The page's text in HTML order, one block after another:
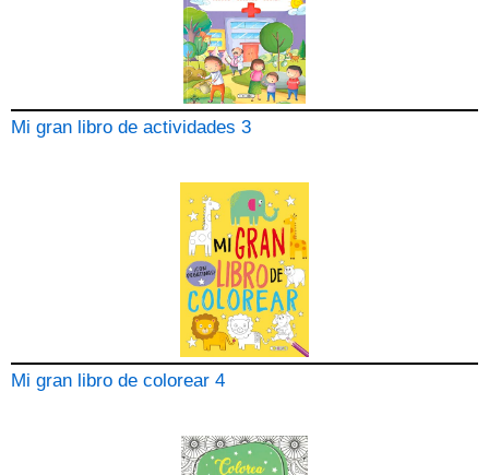
Mi gran libro de actividades 3
Mi gran libro de colorear 4